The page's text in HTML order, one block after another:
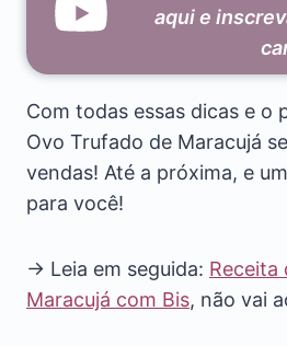
aqui e
Com todas essas dicas e o
Ovo Trufado de Maracujá
vendas! Até a próxima, e
para você!
→ Leia em seguida: Receita
Maracujá com Bis, não vai